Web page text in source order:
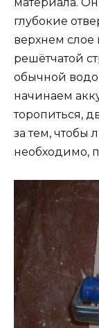
глубокие
верхнем слое
решётчатой
обычной
начинаем
торопиться,
за тем, чтобы
необходимо,